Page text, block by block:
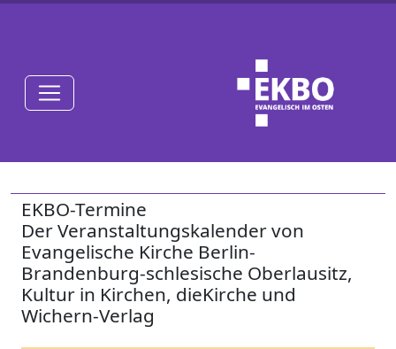
EKBO-Termine
Der Veranstaltungskalender von
Evangelische Kirche Berlin-
Brandenburg-schlesische Oberlausitz,
Kultur in Kirchen, dieKirche und
Wichern-Verlag